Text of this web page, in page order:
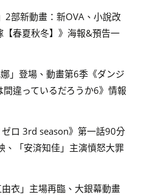
部新動畫：新OVA、小說改
春夏秋冬】》海報&預告一
」登場、動畫第6季《ダンジ
違っているだろうか6》情報
ロ 3rd season》第一話90分
「安済知佳」主演憤怒大罪
衣」主場再臨、大銀幕動畫